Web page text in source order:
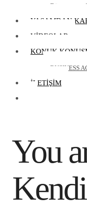
Dünya
YAŞAMDAN
VIDEOLAR
KONUK
BUSINESS
İLETIŞIM
You